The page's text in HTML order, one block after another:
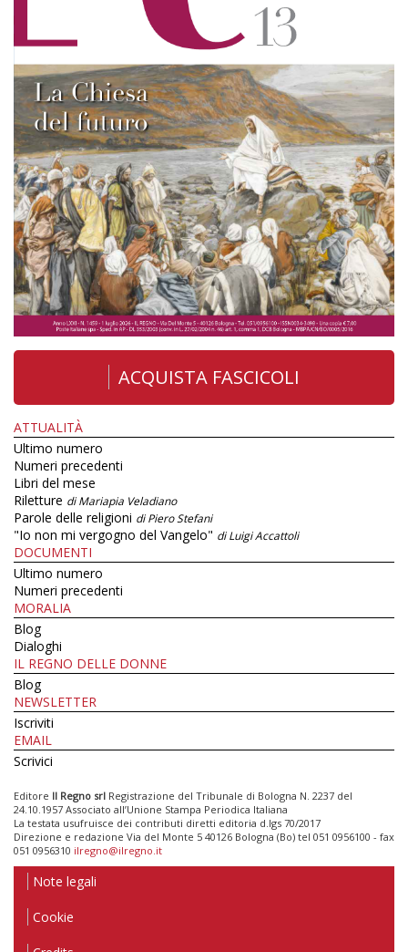
ACQUISTA FASCICOLI
ATTUALITÀ
Ultimo numero
Numeri precedenti
Libri del mese
Riletture di Mariapia Veladiano
Parole delle religioni di Piero Stefani
"Io non mi vergogno del Vangelo" di Luigi Accattoli
DOCUMENTI
Ultimo numero
Numeri precedenti
MORALIA
Blog
Dialoghi
IL REGNO DELLE DONNE
Blog
NEWSLETTER
Iscriviti
EMAIL
Scrivici
Editore Il Regno srl Registrazione del Tribunale di Bologna N. 2237 del
24.10.1957 Associato all’Unione Stampa Periodica Italiana
La testata usufruisce dei contributi diretti editoria d.lgs 70/2017
Direzione e redazione Via del Monte 5 40126 Bologna (Bo) tel 051 0956100 - fax
051 0956310 ilregno@ilregno.it
Note legali
Cookie